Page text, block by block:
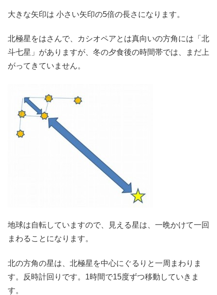
大きな矢印は 小さい矢印の5倍の長さになります。
北極星をはさんで、カシオペアとは真向いの方角には「北
斗七星」がありますが、冬の夕食後の時間帯では、まだ上
がってきていません。
地球は自転していますので、見える星は、一晩かけて一回
まわることになります。
北の方角の星は、北極星を中心にぐるりと一周まわりま
す。反時計回りです。1時間で15度ずつ移動していきま
す。